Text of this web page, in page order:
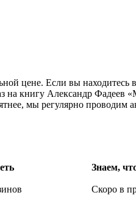
цене. Если вы
книгу Александр Фадеев
мы регулярно проводим
Знаем,
Скоро в